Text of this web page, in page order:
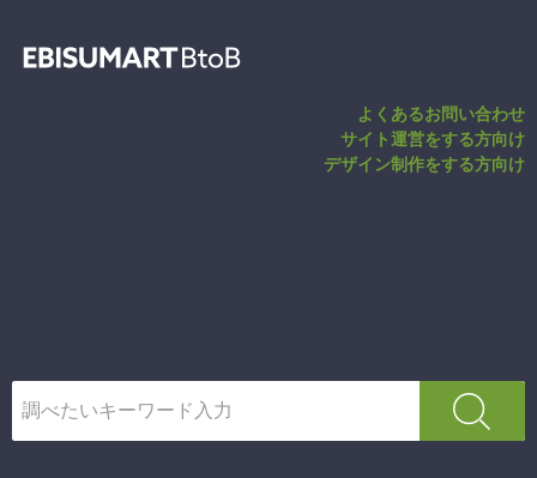
よくあるお問い合わせ
サイト運営をする方向け
デザイン制作をする方向け